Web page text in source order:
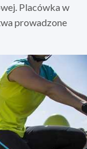
Placówka w
prowadzone